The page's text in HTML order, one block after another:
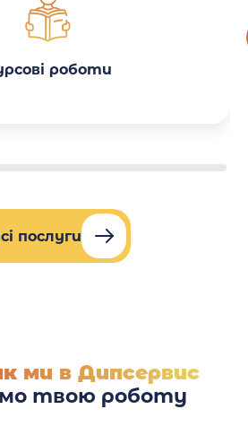
роботи
послуги
ми в Дипсервис
твою роботу